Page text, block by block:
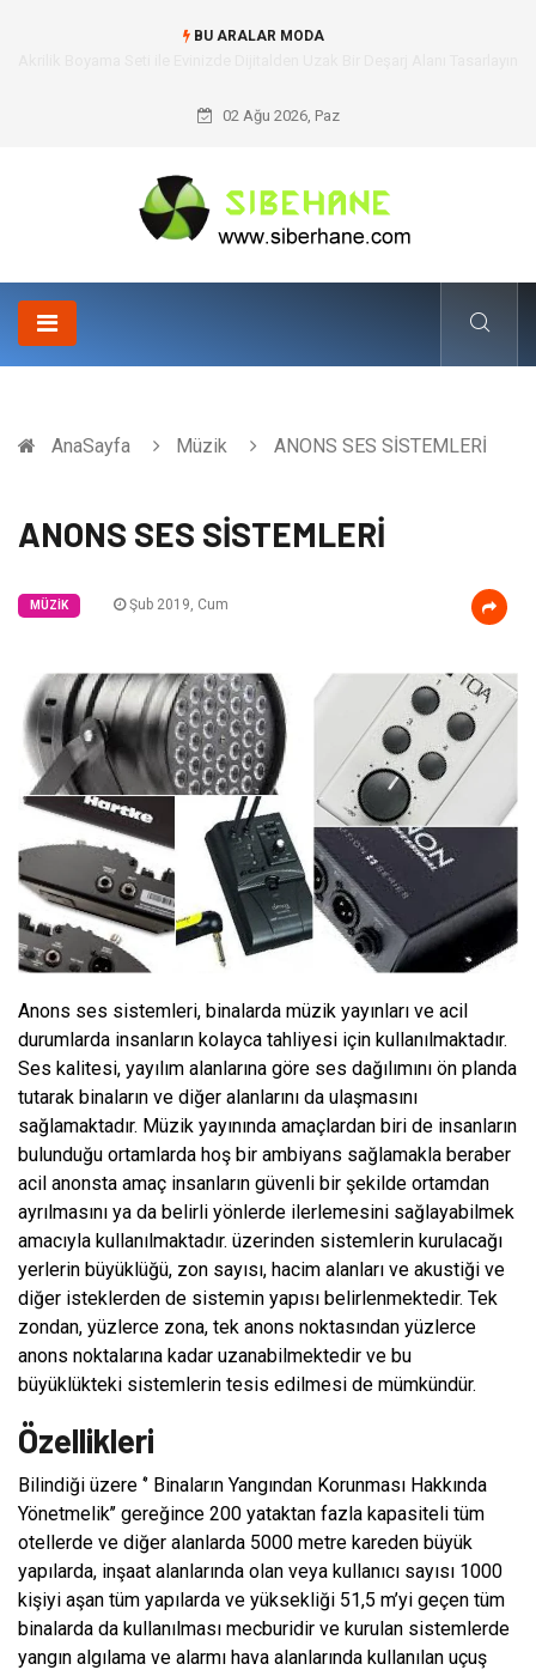
BU ARALAR MODA
02 Ağu 2026, Paz
AnaSayfa Müzik ANONS SES SİSTEMLERİ
ANONS SES SİSTEMLERİ
MÜZIK Şub 2019, Cum
Anons ses sistemleri, binalarda müzik yayınları ve acil
durumlarda insanların kolayca tahliyesi için kullanılmaktadır.
Ses kalitesi, yayılım alanlarına göre ses dağılımını ön planda
tutarak binaların ve diğer alanlarını da ulaşmasını
sağlamaktadır. Müzik yayınında amaçlardan biri de insanların
bulunduğu ortamlarda hoş bir ambiyans sağlamakla beraber
acil anonsta amaç insanların güvenli bir şekilde ortamdan
ayrılmasını ya da belirli yönlerde ilerlemesini sağlayabilmek
amacıyla kullanılmaktadır. üzerinden sistemlerin kurulacağı
yerlerin büyüklüğü, zon sayısı, hacim alanları ve akustiği ve
diğer isteklerden de sistemin yapısı belirlenmektedir. Tek
zondan, yüzlerce zona, tek anons noktasından yüzlerce
anons noktalarına kadar uzanabilmektedir ve bu
büyüklükteki sistemlerin tesis edilmesi de mümkündür.
Özellikleri
Bilindiği üzere ‘’ Binaların Yangından Korunması Hakkında
Yönetmelik’’ gereğince 200 yataktan fazla kapasiteli tüm
otellerde ve diğer alanlarda 5000 metre kareden büyük
yapılarda, inşaat alanlarında olan veya kullanıcı sayısı 1000
kişiyi aşan tüm yapılarda ve yüksekliği 51,5 m’yi geçen tüm
binalarda da kullanılması mecburidir ve kurulan sistemlerde
yangın algılama ve alarmı hava alanlarında kullanılan uçuş